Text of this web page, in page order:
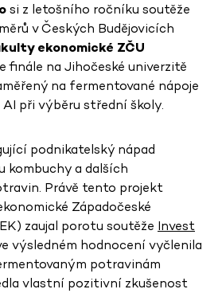
si z letošního ročníku soutěže
v Českých Budějovicích
ekonomické ZČU
finále na Jihočeské univerzitě
na fermentované nápoje
při výběru střední školy.
podnikatelský nápad
kombuchy a dalších
Právě tento projekt
Západočeské
zaujal porotu soutěže Invest
výsledném hodnocení vyčlenila
potravinám
vlastní pozitivní zkušenost